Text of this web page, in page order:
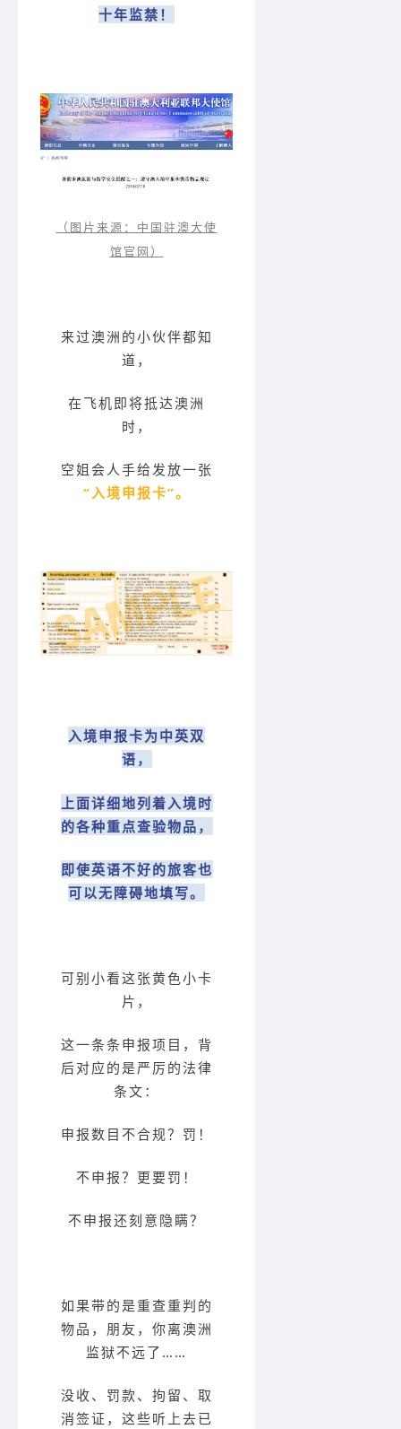
十年监禁！
（图片来源：中国驻澳大使
馆官网）
来过澳洲的小伙伴都知
道，
在飞机即将抵达澳洲
时，
空姐会人手给发放一张
“入境申报卡”。
入境申报卡为中英双
语，
上面详细地列着入境时
的各种重点查验物品，
即使英语不好的旅客也
可以无障碍地填写。
可别小看这张黄色小卡
片，
这一条条申报项目，背
后对应的是严厉的法律
条文：
申报数目不合规？罚！
不申报？更要罚！
不申报还刻意隐瞒？
如果带的是重查重判的
物品，朋友，你离澳洲
监狱不远了……
没收、罚款、拘留、取
消签证，这些听上去已